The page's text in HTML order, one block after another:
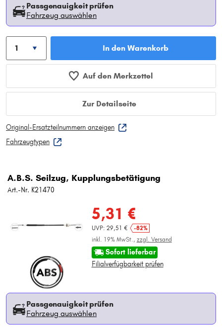
Passgenauigkeit prüfen
Fahrzeug auswählen
In den Warenkorb
Auf den Merkzettel
Zur Detailseite
Original-Ersatzteilnummern anzeigen
Fahrzeugtypen
A.B.S. Seilzug, Kupplungsbetätigung
Art.-Nr. K21470
5,31 €
UVP: 29,51 €
-82%
inkl. 19% MwSt., zzgl. Versand
Sofort lieferbar
Filialverfügbarkeit prüfen
Passgenauigkeit prüfen
Fahrzeug auswählen